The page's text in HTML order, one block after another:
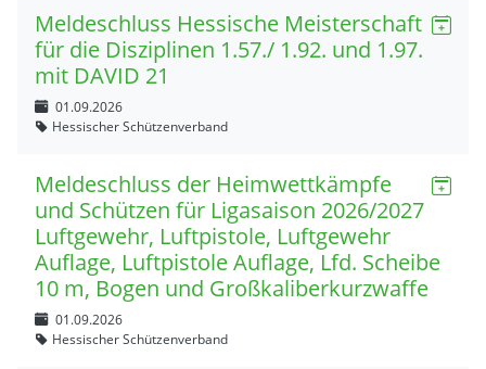
Meldeschluss Hessische Meisterschaft
für die Disziplinen 1.57./ 1.92. und 1.97.
mit DAVID 21
01.09.2026
Hessischer Schützenverband
Meldeschluss der Heimwettkämpfe
und Schützen für Ligasaison 2026/2027
Luftgewehr, Luftpistole, Luftgewehr
Auflage, Luftpistole Auflage, Lfd. Scheibe
10 m, Bogen und Großkaliberkurzwaffe
01.09.2026
Hessischer Schützenverband